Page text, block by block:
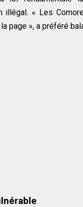
« Les
page », a préféré